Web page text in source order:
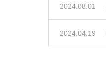
2024.08.01
2024.04.19